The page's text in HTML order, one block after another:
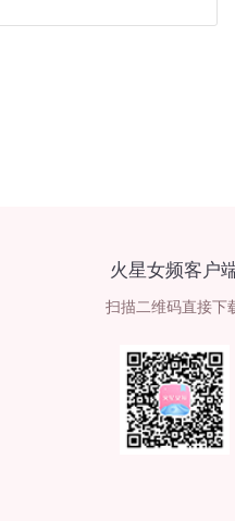
火星女频客户
扫描二维码直接下